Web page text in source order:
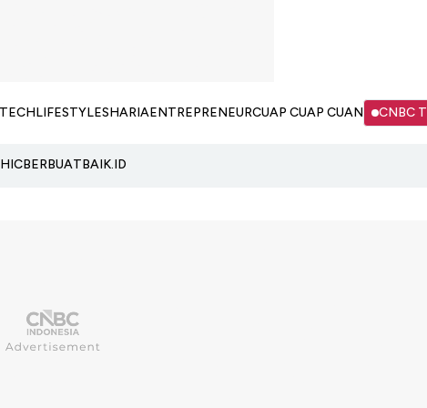
TECHLIFESTYLESHARIAENTREPRENEURCUAP CUAP CUAN CNBC
BERBUATBAIK.ID